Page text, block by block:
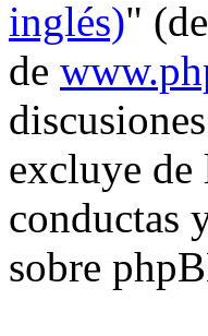
inglés)"
de
excluye de
conductas
sobre